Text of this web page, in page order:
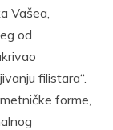
Vašea,
od
filistara“.
forme,